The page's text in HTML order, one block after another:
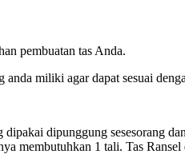
pembuatan tas Anda.
anda miliki agar dapat sesuai
dipakai dipunggung sesesorang
membutuhkan 1 tali. Tas